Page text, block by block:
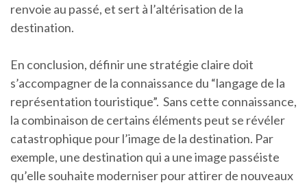
renvoie au passé, et sert à l’altérisation de la
destination.
En conclusion, définir une stratégie claire doit
s’accompagner de la connaissance du “langage de la
représentation touristique”. Sans cette connaissance,
la combinaison de certains éléments peut se révéler
catastrophique pour l’image de la destination. Par
exemple, une destination qui a une image passéiste
qu’elle souhaite moderniser pour attirer de nouveaux